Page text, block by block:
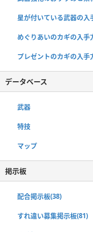
星が付いている武器の入
めぐりあいのカギの入手
プレゼントのカギの入手
データベース
武器
特技
マップ
掲示板
配合掲示板(38)
すれ違い募集掲示板(81)